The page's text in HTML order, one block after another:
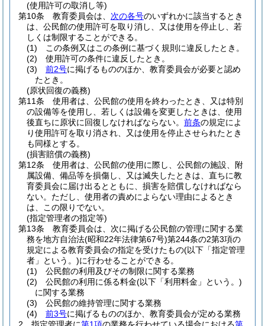
(使用許可の取消し等)
第10条
教育委員会は、 次の各号のいずれかに該当するとき
は、公民館の使用許可を取り消し、又は使用を停止し、若
しくは制限することができる。
(1)
この条例又はこの条例に基づく規則に違反したとき。
(2)
使用許可の条件に違反したとき。
(3)
前2号に掲げるもののほか、教育委員会が必要と認め
たとき。
(原状回復の義務)
第11条
使用者は、公民館の使用を終わったとき、又は特別
の設備等を使用し、若しくは設備を変更したときは、使用
後直ちに原状に回復しなければならない。 前条の規定によ
り使用許可を取り消され、又は使用を停止させられたとき
も同様とする。
(損害賠償の義務)
第12条
使用者は、公民館の使用に際し、公民館の施設、附
属設備、備品等を損傷し、又は滅失したときは、直ちに教
育委員会に届け出るとともに、損害を賠償しなければなら
ない。 ただし、使用者の責めによらない理由によるとき
は、この限りでない。
(指定管理者の指定等)
第13条
教育委員会は、次に掲げる公民館の管理に関する業
務を地方自治法(昭和22年法律第67号)第244条の2第3項の
規定による教育委員会の指定を受けたもの(以下「指定管理
者」という。)に行わせることができる。
(1)
公民館の利用及びその制限に関する業務
(2)
公民館の利用に係る料金(以下「利用料金」という。)
に関する業務
(3)
公民館の維持管理に関する業務
(4)
前3号に掲げるもののほか、教育委員会が定める業務